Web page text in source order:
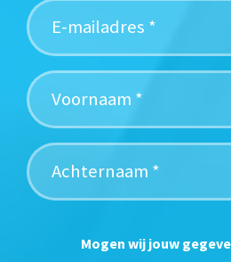
Mogen wij jouw